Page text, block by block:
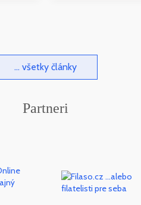
... všetky články
Partneri